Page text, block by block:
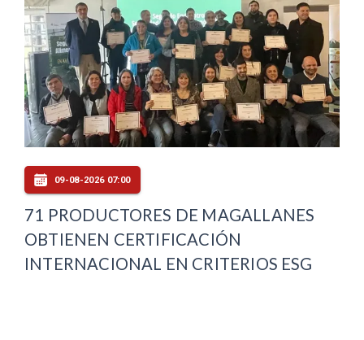
09-08-2026 07:00
71 PRODUCTORES DE MAGALLANES
OBTIENEN CERTIFICACIÓN
INTERNACIONAL EN CRITERIOS ESG